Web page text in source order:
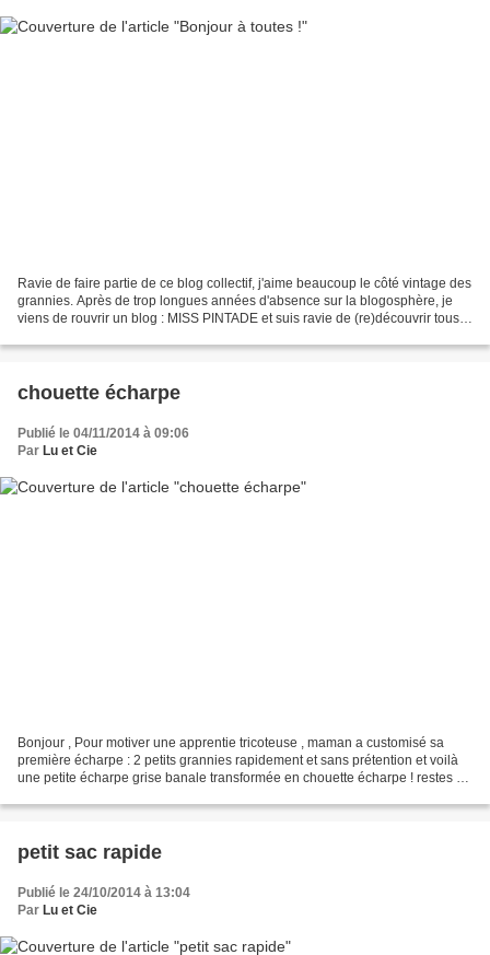
Ravie de faire partie de ce blog collectif, j'aime beaucoup le côté vintage des
grannies. Après de trop longues années d'absence sur la blogosphère, je
viens de rouvrir un blog : MISS PINTADE et suis ravie de (re)découvrir tous
chouette écharpe
Publié le 04/11/2014 à 09:06
Par Lu et Cie
Bonjour , Pour motiver une apprentie tricoteuse , maman a customisé sa
première écharpe : 2 petits grannies rapidement et sans prétention et voilà
une petite écharpe grise banale transformée en chouette écharpe ! restes de
petit sac rapide
Publié le 24/10/2014 à 13:04
Par Lu et Cie